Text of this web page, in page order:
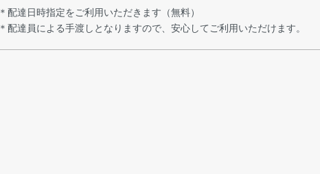
＊配達日時指定をご利用いただきます（無料）
＊配達員による手渡しとなりますので、安心してご利用いただけます。